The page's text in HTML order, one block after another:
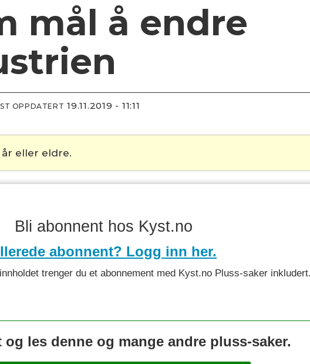
mål å endre
OPPDATERT 19.11.2019 - 11:11
eller eldre.
Bli abonnent hos Kyst.no
abonnent? Logg inn her.
trenger du et abonnement med Kyst.no Pluss-saker
les denne og mange andre pluss-saker.